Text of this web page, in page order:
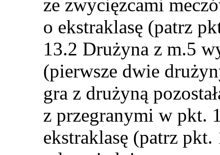
ze zwycięzcami
o ekstraklasę (patrz
Drużyna z m.5
(pierwsze dwie
gra z drużyną
z przegranymi w pkt.
ekstraklasę (patrz